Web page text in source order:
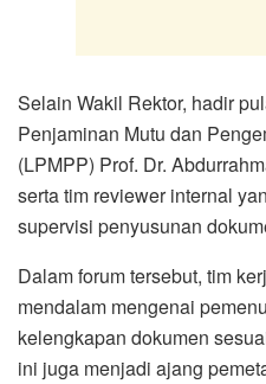
Selain Wakil Rektor, hadir
Penjaminan Mutu dan
(LPMPP) Prof. Dr.
serta tim reviewer internal
supervisi penyusunan
Dalam forum tersebut, tim
mendalam mengenai
kelengkapan dokumen
ini juga menjadi ajang